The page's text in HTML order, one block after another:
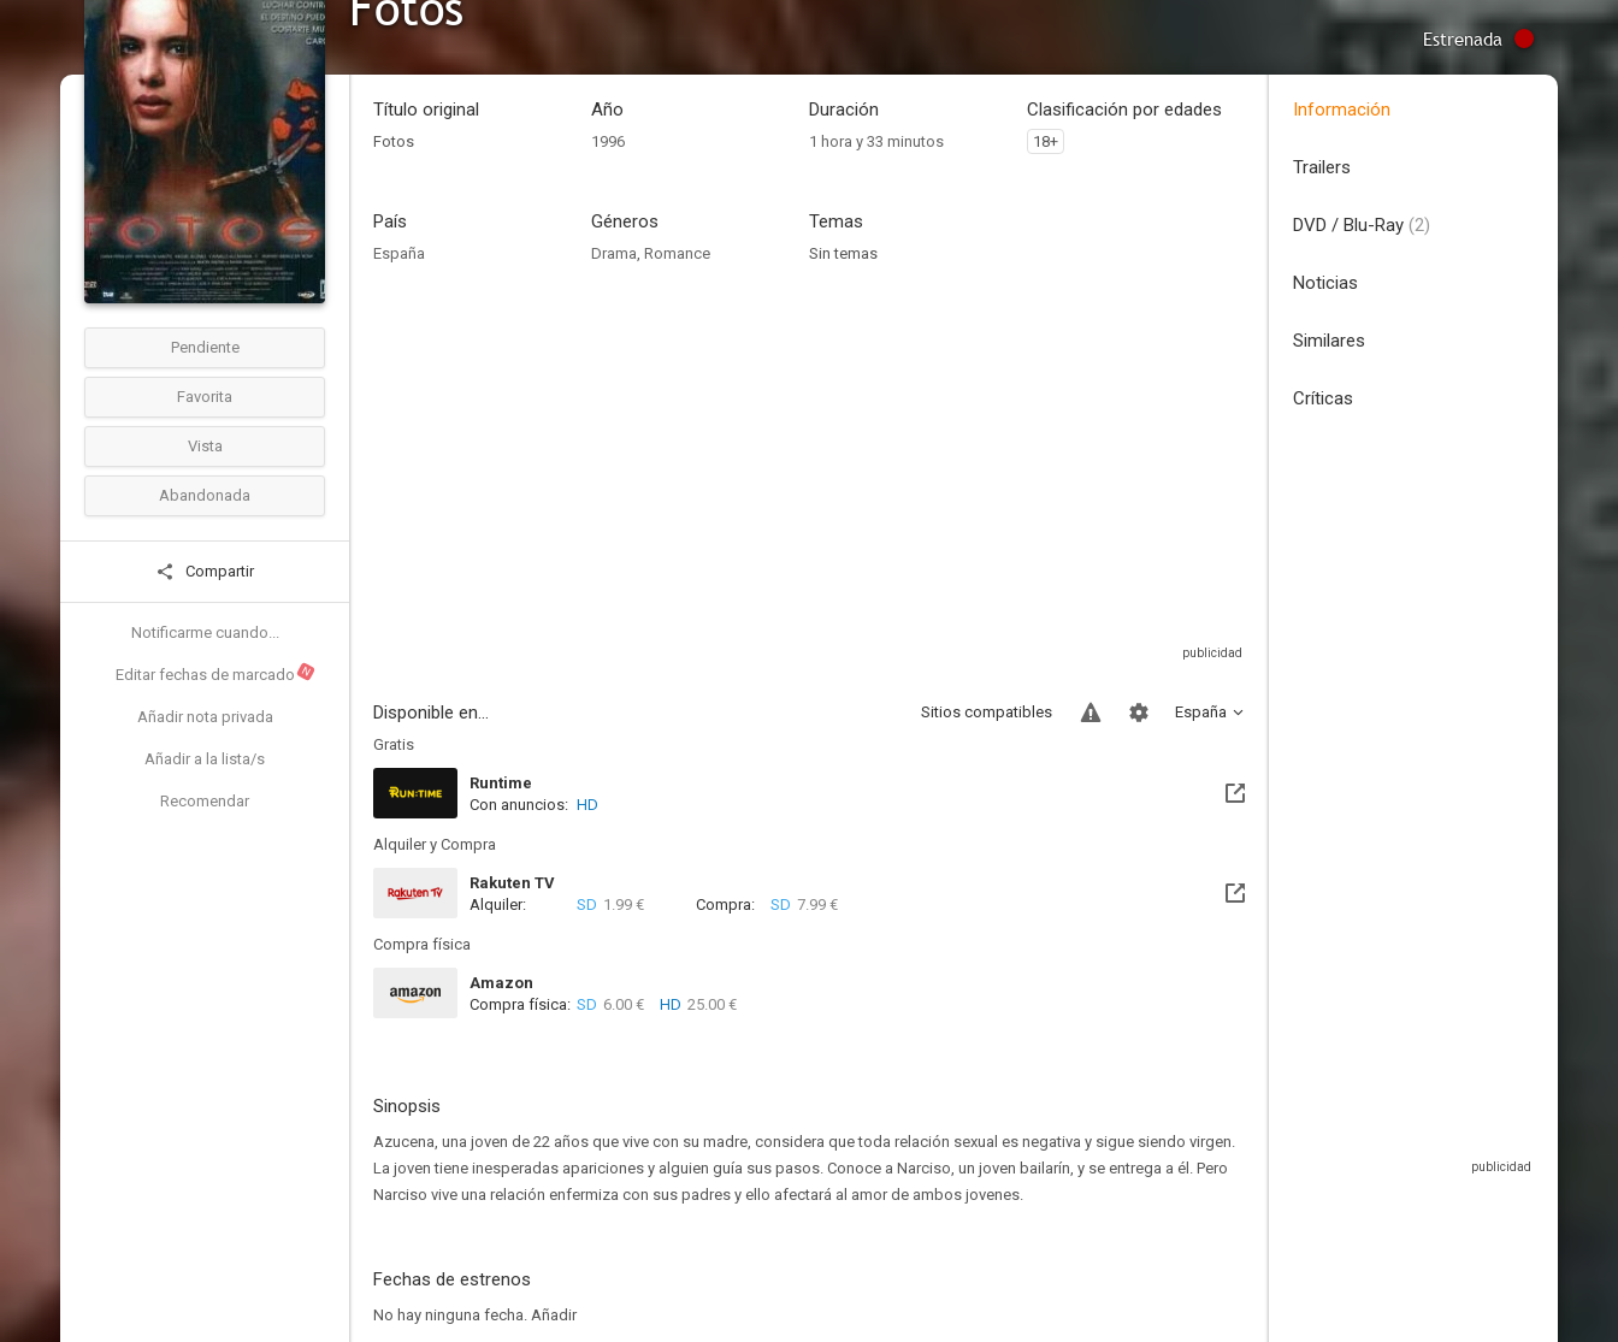
Estrenada
Pendiente
Favorita
Vista
Abandonada
Compartir
Notificarme cuando...
Editar fechas de marcado N
Añadir nota privada
Añadir a la lista/s
Recomendar
Título original
Fotos
Año
1996
Duración
1 hora y 33 minutos
Clasificación por edades
18+
País
España
Géneros
Drama, Romance
Temas
Sin temas
Disponible en... España
Sitios compatibles
Gratis
Runtime
Con anuncios: HD
Alquiler y Compra
Rakuten TV
Alquiler:
SD 1.99 € Compra: SD 7.99 €
Compra física
Amazon
Compra física: SD 6.00 € HD 25.00 €
Sinopsis
Azucena, una joven de 22 años que vive con su madre, considera que toda relación sexual es negativa y sigue siendo virgen.
La joven tiene inesperadas apariciones y alguien guía sus pasos. Conoce a Narciso, un joven bailarín, y se entrega a él. Pero
Narciso vive una relación enfermiza con sus padres y ello afectará al amor de ambos jovenes.
Fechas de estrenos
No hay ninguna fecha. Añadir
Información
Trailers
DVD / Blu-Ray (2)
Noticias
Similares
Críticas